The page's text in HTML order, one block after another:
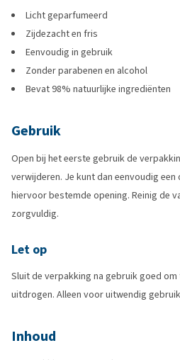
Licht geparfumeerd
Zijdezacht en fris
Eenvoudig in gebruik
Zonder parabenen en alcohol
Bevat 98% natuurlijke ingrediënten
Gebruik
Open bij het eerste gebruik de
verwijderen. Je kunt dan eenvoudig
hiervoor bestemde opening. Reinig de
zorgvuldig.
Let op
Sluit de verpakking na gebruik goed
uitdrogen. Alleen voor uitwendig
Inhoud